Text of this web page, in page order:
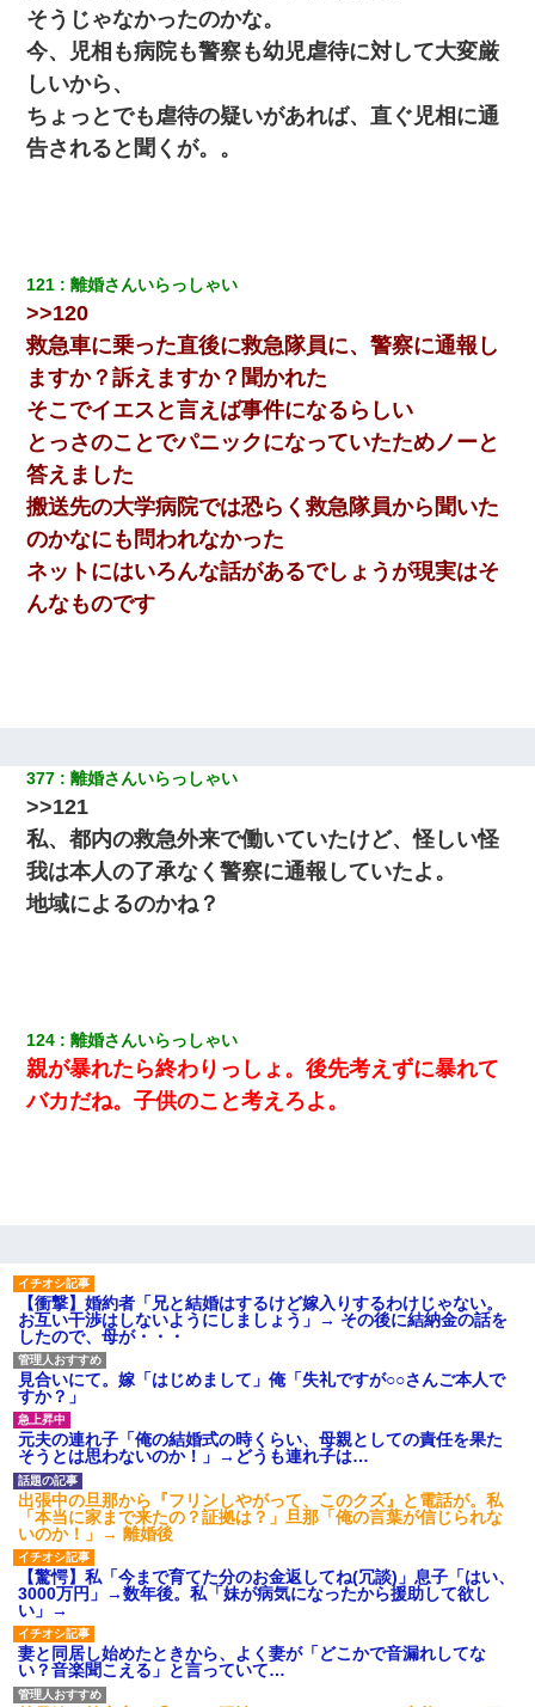
ミスした新人(
)に冗談で「行為させてくれたら許してあげる」
って言ったら・・・
17年飼っていた犬が亡くなった。鼻水垂らし嗚咽する私に、猫が
近づいて頭突きをしてきて…
子供の頃、母の弟にイタズラされてて中学に入ってから関係を持
ってしまった。拒絶したら「全部バラしてやる」と脅迫されたの
で両親に全部話した。
アパートのドアに『ハンザイ者！この人はさいあくの人です』と
張り紙が！大家「面倒はごめんだよ」私「はあ」→警察に行き、
見回りで犯人が捕まったが、それが…｜生活｜ヌルポあんてな
そうじゃなかったのかな。
今、児相も病院も警察も幼児虐待に対して大変厳
しいから、
ちょっとでも虐待の疑いがあれば、直ぐ児相に通
告されると聞くが。。
121 離婚さんいらっしゃい
>>120
救急車に乗った直後に救急隊員に、警察に通報し
ますか？訴えますか？聞かれた
そこでイエスと言えば事件になるらしい
とっさのことでパニックになっていたためノーと
答えました
搬送先の大学病院では恐らく救急隊員から聞いた
のかなにも問われなかった
ネットにはいろんな話があるでしょうが現実はそ
んなものです
377 離婚さんいらっしゃい
>>121
私、都内の救急外来で働いていたけど、怪しい怪
我は本人の了承なく警察に通報していたよ。
地域によるのかね？
124 離婚さんいらっしゃい
親が暴れたら終わりっしょ。後先考えずに暴れて
バカだね。子供のこと考えろよ。
【衝撃】婚約者「兄と結婚はするけど嫁入りするわけじゃない。
お互い干渉はしないようにしましょう」→ その後に結納金の話を
したので、母が・・・
見合いにて。嫁「はじめまして」俺「失礼ですが○○さんご本人で
すか？」
元夫の連れ子「俺の結婚式の時くらい、母親としての責任を果た
そうとは思わないのか！」→どうも連れ子は…
出張中の旦那から『フリンしやがって、このクズ』と電話が。私
「本当に家まで来たの？証拠は？」旦那「俺の言葉が信じられな
いのか！」→ 離婚後
【驚愕】私「今まで育てた分のお金返してね(冗談)」息子「はい、
3000万円」→数年後。私「妹が病気になったから援助して欲し
い」→
妻と同居し始めたときから、よく妻が「どこかで音漏れしてな
い？音楽聞こえる」と言っていて…